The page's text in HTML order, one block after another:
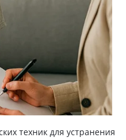
техник для устранения